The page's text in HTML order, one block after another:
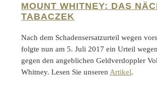
MOUNT WHITNEY: DAS
TABACZEK
Nach dem Schadensersatzurteil wegen
folgte nun am 5. Juli 2017 ein Urteil
gegen den angeblichen Geldverdoppler
Whitney. Lesen Sie unseren Artikel.